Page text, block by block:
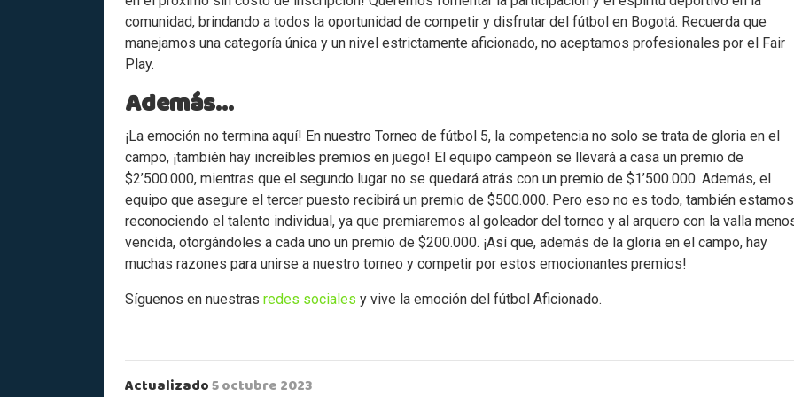
comunidad, brindando a todos la oportunidad de competir y disfrutar del fútbol en Bogotá. Recuerda que
manejamos una categoría única y un nivel estrictamente aficionado, no aceptamos profesionales por el Fair
Play.
Además…
¡La emoción no termina aquí! En nuestro Torneo de fútbol 5, la competencia no solo se trata de gloria en el
campo, ¡también hay increíbles premios en juego! El equipo campeón se llevará a casa un premio de
$2’500.000, mientras que el segundo lugar no se quedará atrás con un premio de $1’500.000. Además, el
equipo que asegure el tercer puesto recibirá un premio de $500.000. Pero eso no es todo, también estamos
reconociendo el talento individual, ya que premiaremos al goleador del torneo y al arquero con la valla
vencida, otorgándoles a cada uno un premio de $200.000. ¡Así que, además de la gloria en el campo, hay
muchas razones para unirse a nuestro torneo y competir por estos emocionantes premios!
Síguenos en nuestras redes sociales y vive la emoción del fútbol Aficionado.
Actualizado5 octubre 2023